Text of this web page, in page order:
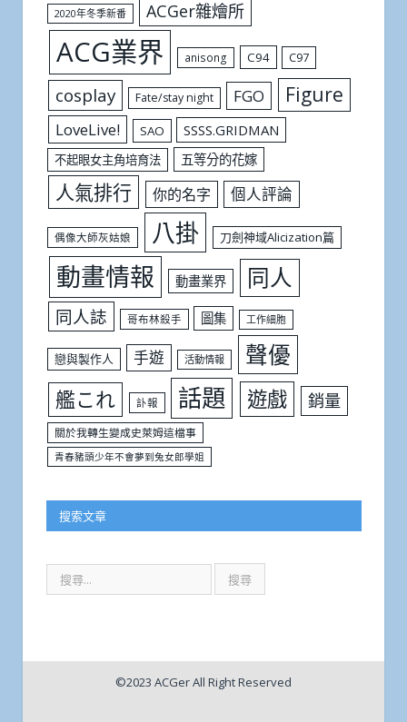
2020年冬季新番 ACGer雜燴所
ACG業界 anisong C94 C97
cosplay Fate/stay night FGO Figure
LoveLive! SAO SSSS.GRIDMAN
不起眼女主角培育法 五等分的花嫁
人氣排行 你的名字 個人評論
偶像大師灰姑娘 八掛 刀劍神域Alicization篇
動畫情報 動畫業界 同人
同人誌 哥布林殺手 圖集 工作細胞
戀與製作人 手遊 活動情報 聲優
艦これ 訃報 話題 遊戲 銷量
關於我轉生變成史萊姆這檔事
青春豬頭少年不會夢到兔女郎學姐
搜索文章
©2023 ACGer All Right Reserved